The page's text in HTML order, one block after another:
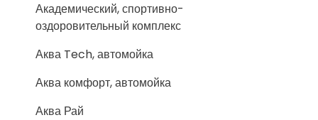
Академический, спортивно-
оздоровительный комплекс
Аква Tech, автомойка
Аква комфорт, автомойка
Аква Рай